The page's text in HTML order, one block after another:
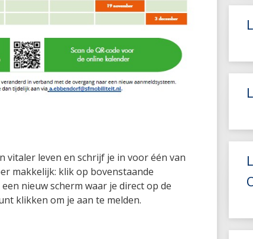
vitaler leven en schrijf je in voor één van
makkelijk: klik op bovenstaande
nieuw scherm waar je direct op de
klikken om je aan te melden.